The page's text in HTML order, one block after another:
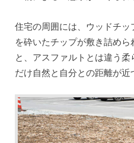
住宅の周囲には、ウッドチ
を砕いたチップが敷き詰め
と、アスファルトとは違う
だけ自然と自分との距離が近